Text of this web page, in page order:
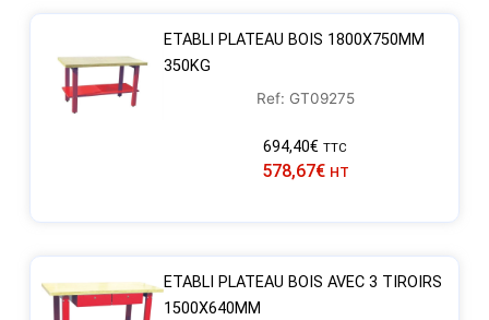
ETABLI PLATEAU BOIS 1800X750MM
350KG
Ref: GT09275
694,40€ TTC
578,67€ HT
ETABLI PLATEAU BOIS AVEC 3 TIROIRS
1500X640MM